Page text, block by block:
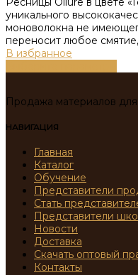
уникального
моноволокна не
переносит любое смятие,
В избранное
Продажа материалов
НАВИГАЦИЯ
Главная
Каталог
Обучение
Представители
Стать
Представители
Новости
Доставка
Скачать оптовый
Контакты